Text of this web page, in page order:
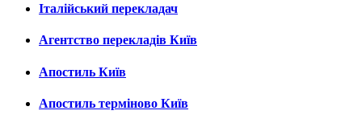
Італійський перекладач
Агентство перекладів Київ
Апостиль Київ
Апостиль терміново Київ